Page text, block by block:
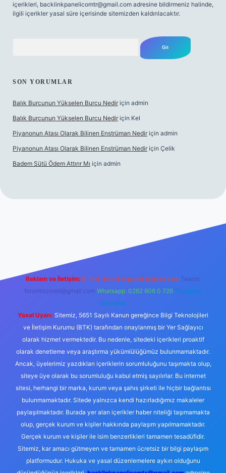
içerikleri, backlinkpanelicomtr@gmail.com adresine bildirmeniz halinde,
ilgili içerikler yasal süre içerisinde sitemizden kaldırılacaktır.
SON YORUMLAR
Balık Burcunun Yükselen Burcu Nedir için admin
Balık Burcunun Yükselen Burcu Nedir için Kel
Piyanonun Atası Olarak Bilinen Enstrüman Nedir için admin
Piyanonun Atası Olarak Bilinen Enstrüman Nedir için Çelik
Badem Sütü Ödem Attırır Mı için admin
Reklam ve İletişim: E-mail: backlinkpaneli@gmail.com Teams:
forumhizmeti@gmail.com Whatsapp: 0262 606 0 726 Telegram:
@karabul
Yasal Uyarı: Sitemiz, 5651 Sayılı Kanun gereğince Bilgi Teknolojileri
ve İletişim Kurumu (BTK) tarafından onaylanmış bir Yer Sağlayıcı
olarak hizmet vermektedir. Bu nedenle, sitedeki içerikleri proaktif
olarak denetleme veya araştırma yükümlülüğümüz bulunmamaktadır.
Ancak, üyelerimiz yazdıkları içeriklerin sorumluluğunu taşımakta olup,
siteye üye olarak bu sorumluluğu kabul etmiş sayılırlar. Bu internet
sitesi, herhangi bir marka, kurum veya şahıs şirketi ile hiçbir bağlantısı
bulunmamaktadır. Sitede yalnızca kendi hazırladığımız makaleler
paylaşılmaktadır. Burada yer alan içerikler haber niteliği taşımamakta
olup, gerçek kurum ve kişiler hakkında paylaşım yapılmamaktadır.
Gerçek kurum ve kişiler ile isim benzerlikleri tamamen tesadüfidir.
Sitemiz, kar amacı gütmeyen ve tamamen ücretsiz bir bilgi paylaşım
platformudur. Hukuka ve yasal düzenlemelere aykırı olduğunu